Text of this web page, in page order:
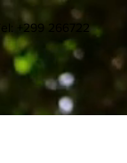
Tel: +299 266722